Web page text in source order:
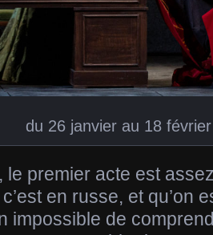
du 26 janvier au 18
le premier acte est
en russe, et qu’on
impossible de